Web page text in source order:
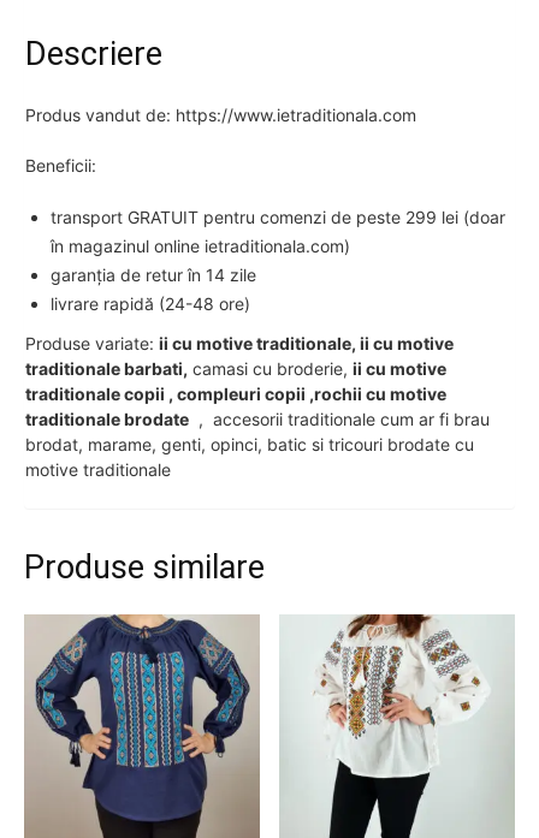
Descriere
Produs vandut de: https://www.ietraditionala.com
Beneficii:
transport GRATUIT pentru comenzi de peste 299 lei (doar
în magazinul online ietraditionala.com)
garanția de retur în 14 zile
livrare rapidă (24-48 ore)
Produse variate: ii cu motive traditionale, ii cu motive
traditionale barbati, camasi cu broderie, ii cu motive
traditionale copii , compleuri copii ,rochii cu motive
traditionale brodate , accesorii traditionale cum ar fi brau
brodat, marame, genti, opinci, batic si tricouri brodate cu
motive traditionale
Produse similare